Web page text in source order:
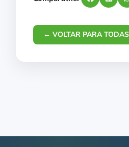
← VOLTAR PARA